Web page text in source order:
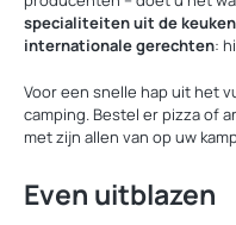
specialiteiten uit de
internationale gerechten:
Voor een snelle hap uit het
camping. Bestel er pizza of
met zijn allen van op uw
Even uitblazen